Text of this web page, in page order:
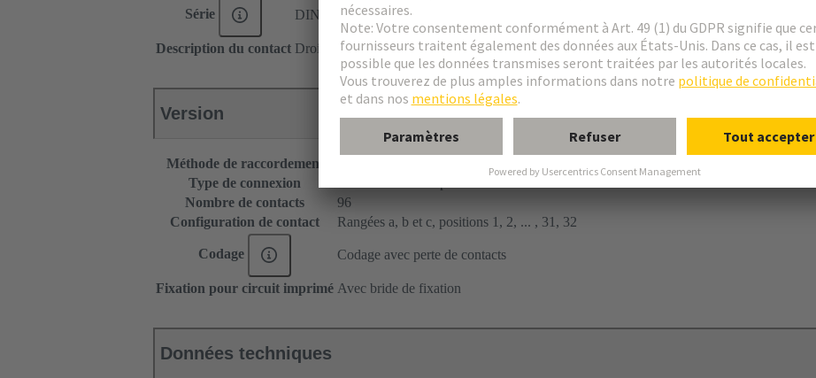
Série DIN 41612
Description du contact Droit
Version
Méthode de raccordement
Type de connexion
Nombre de contacts
96
Configuration de contact
Rangées a, b et c, positions 1, 2, ... , 31, 32
Codage Codage avec perte de contacts
Fixation pour circuit imprimé Avec bride de fixation
Données techniques